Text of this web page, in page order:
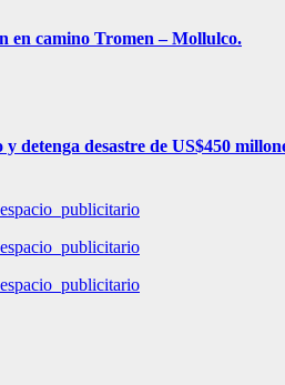
en camino Tromen – Mollulco.
detenga desastre de US$450